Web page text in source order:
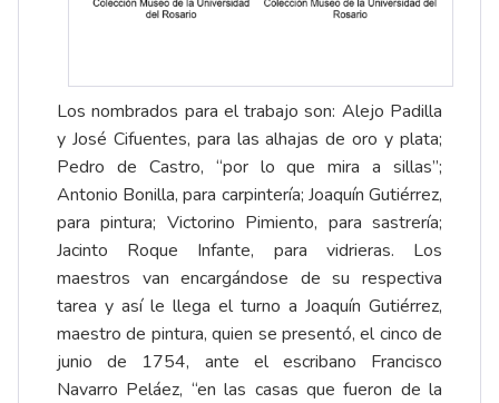
Los nombrados para el trabajo son: Alejo Padilla
y José Cifuentes, para las alhajas de oro y plata;
Pedro de Castro, “por lo que mira a sillas”;
Antonio Bonilla, para carpintería; Joaquín Gutiérrez,
para pintura; Victorino Pimiento, para sastrería;
Jacinto Roque Infante, para vidrieras. Los
maestros van encargándose de su respectiva
tarea y así le llega el turno a Joaquín Gutiérrez,
maestro de pintura, quien se presentó, el cinco de
junio de 1754, ante el escribano Francisco
Navarro Peláez, “en las casas que fueron de la